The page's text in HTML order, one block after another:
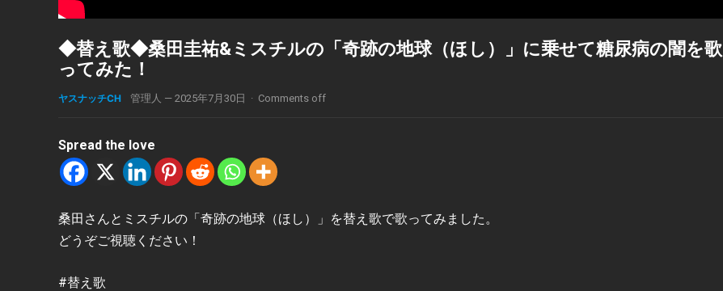
◆替え歌◆桑田圭祐&ミスチルの「奇跡の地球（ほし）」に乗せて糖尿病の闇を歌
ってみた！
ヤスナッチCH 管理人 — 2025年7月30日 · Comments off
Spread the love
桑田さんとミスチルの「奇跡の地球（ほし）」を替え歌で歌ってみました。
どうぞご視聴ください！
#替え歌